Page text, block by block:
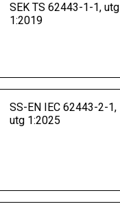
SEK TS 62443-1-1, utg
1:2019
SS-EN IEC 62443-2-1,
utg 1:2025